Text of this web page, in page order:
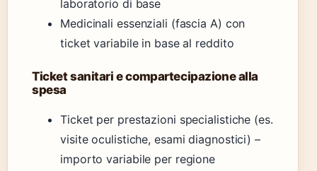
laboratorio di base
Medicinali essenziali (fascia A) con
ticket variabile in base al reddito
Ticket sanitari e compartecipazione alla
spesa
Ticket per prestazioni specialistiche (es.
visite oculistiche, esami diagnostici) –
importo variabile per regione